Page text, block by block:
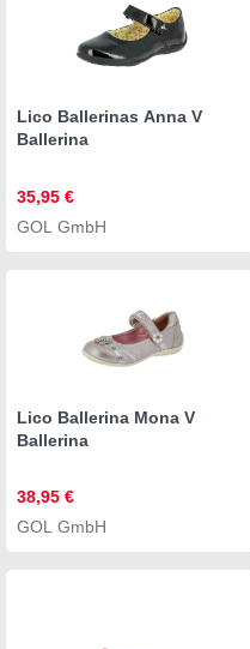
Lico Ballerinas Anna V
Ballerina
35,95 €
GOL GmbH
Lico Ballerina Mona V
Ballerina
38,95 €
GOL GmbH